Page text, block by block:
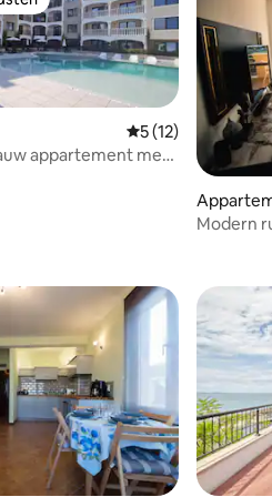
Gemiddelde
5 (12)
appartement met
Modern